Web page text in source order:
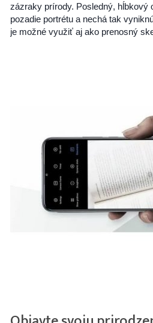
zázraky prírody. Posledný, hĺbkový
pozadie portrétu a nechá tak
je možné využiť aj ako prenosný